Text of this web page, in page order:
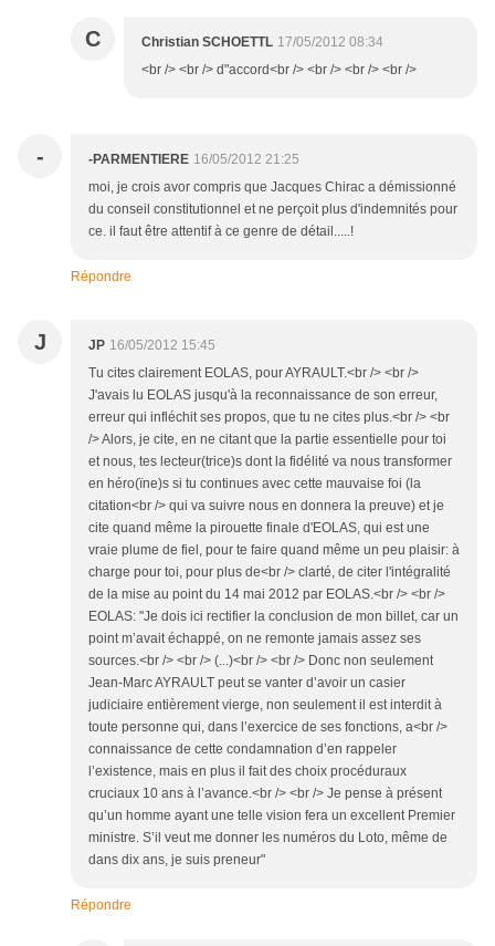
C Christian SCHOETTL 17/05/2012 08:34
<br /> <br /> d"accord<br /> <br /> <br /> <br />
- -PARMENTIERE 16/05/2012 21:25
moi, je crois avor compris que Jacques Chirac a démissionné
du conseil constitutionnel et ne perçoit plus d'indemnités pour
ce. il faut être attentif à ce genre de détail.....!
Répondre
J JP 16/05/2012 15:45
Tu cites clairement EOLAS, pour AYRAULT.<br /> <br />
J'avais lu EOLAS jusqu'à la reconnaissance de son erreur,
erreur qui infléchit ses propos, que tu ne cites plus.<br /> <br
/> Alors, je cite, en ne citant que la partie essentielle pour toi
et nous, tes lecteur(trice)s dont la fidélité va nous transformer
en héro(ïne)s si tu continues avec cette mauvaise foi (la
citation<br /> qui va suivre nous en donnera la preuve) et je
cite quand même la pirouette finale d'EOLAS, qui est une
vraie plume de fiel, pour te faire quand même un peu plaisir: à
charge pour toi, pour plus de<br /> clarté, de citer l'intégralité
de la mise au point du 14 mai 2012 par EOLAS.<br /> <br />
EOLAS: "Je dois ici rectifier la conclusion de mon billet, car un
point m’avait échappé, on ne remonte jamais assez ses
sources.<br /> <br /> (...)<br /> <br /> Donc non seulement
Jean-Marc AYRAULT peut se vanter d’avoir un casier
judiciaire entièrement vierge, non seulement il est interdit à
toute personne qui, dans l’exercice de ses fonctions, a<br />
connaissance de cette condamnation d’en rappeler
l’existence, mais en plus il fait des choix procéduraux
cruciaux 10 ans à l’avance.<br /> <br /> Je pense à présent
qu’un homme ayant une telle vision fera un excellent Premier
ministre. S’il veut me donner les numéros du Loto, même de
dans dix ans, je suis preneur"
Répondre